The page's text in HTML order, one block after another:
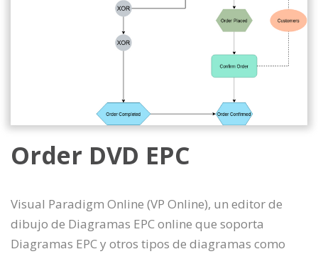
Order DVD EPC
Visual Paradigm Online (VP Online), un editor de
dibujo de Diagramas EPC online que soporta
Diagramas EPC y otros tipos de diagramas como